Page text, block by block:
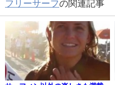
フリーサーフの関連記事